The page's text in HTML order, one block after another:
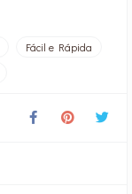
Fácil e Rápida